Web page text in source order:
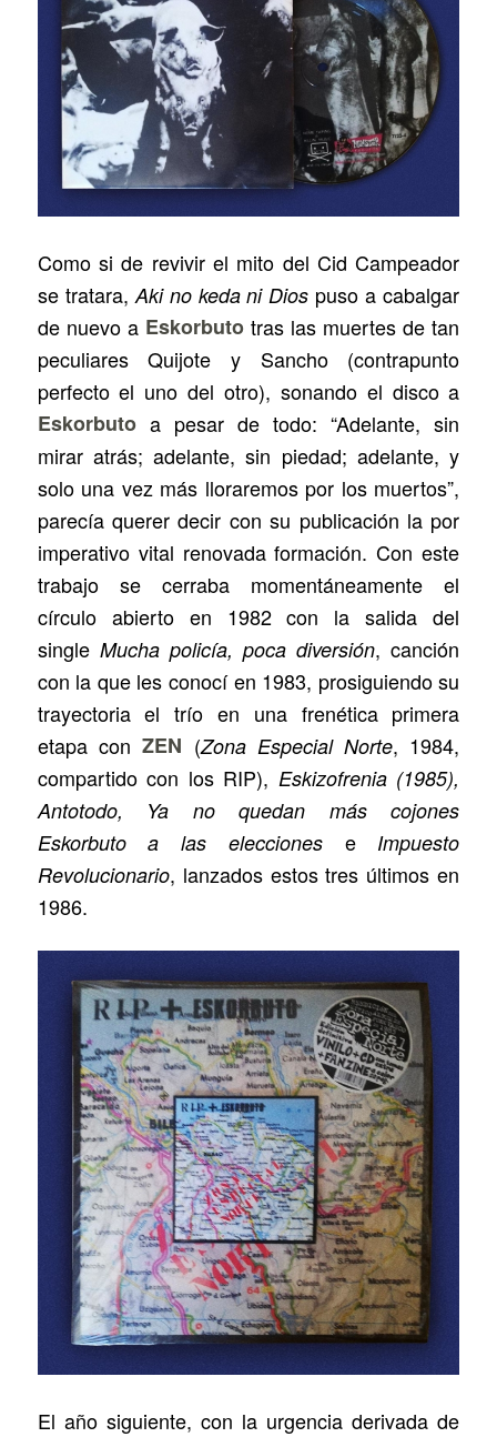
Como si de revivir el mito del Cid Campeador
se tratara, Aki no keda ni Dios puso a cabalgar
de nuevo a Eskorbutotras las muertes de tan
peculiares Quijote y Sancho (contrapunto
perfecto el uno del otro), sonando el disco a
Eskorbutoa pesar de todo: “Adelante, sin
mirar atrás; adelante, sin piedad; adelante, y
solo una vez más lloraremos por los muertos”,
parecía querer decir con su publicación la por
imperativo vital renovada formación. Con este
trabajo se cerraba momentáneamente el
círculo abierto en 1982 con la salida del
single Mucha policía, poca diversión, canción
con la que les conocí en 1983, prosiguiendo su
trayectoria el trío en una frenética primera
etapa conZEN (Zona Especial Norte, 1984,
compartido con los RIP), Eskizofrenia (1985),
Antotodo, Ya no quedan más cojones
Eskorbuto a las eleccionese Impuesto
Revolucionario, lanzados estos tres últimos en
1986.
El año siguiente, con la urgencia derivada de